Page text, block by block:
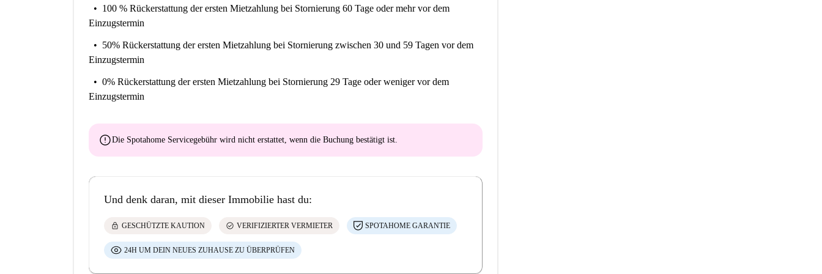
100 % Rückerstattung der ersten Mietzahlung bei Stornierung 60 Tage oder mehr vor dem
Einzugstermin
50% Rückerstattung der ersten Mietzahlung bei Stornierung zwischen 30 und 59 Tagen vor dem
Einzugstermin
0% Rückerstattung der ersten Mietzahlung bei Stornierung 29 Tage oder weniger vor dem
Einzugstermin
errorDie Spotahome Servicegebühr wird nicht erstattet, wenn die Buchung bestätigt ist.
Und denk daran, mit dieser Immobilie hast du:
lock GESCHÜTZTE KAUTION check_circle VERIFIZIERTER VERMIETER SPOTAHOME GARANTIE
24H UM DEIN NEUES ZUHAUSE ZU ÜBERPRÜFEN